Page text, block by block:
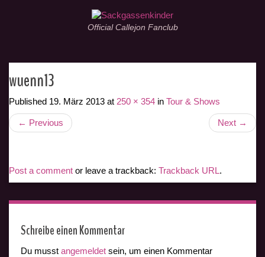
Official Callejon Fanclub
wuenn13
Published 19. März 2013 at 250 × 354 in Tour & Shows
← Previous Next →
Post a comment or leave a trackback: Trackback URL.
Schreibe einen Kommentar
Du musst angemeldet sein, um einen Kommentar